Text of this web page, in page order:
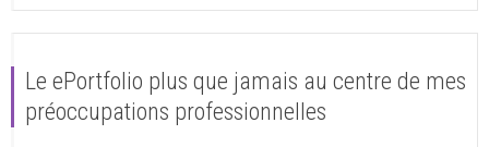
Le ePortfolio plus que jamais au centre de mes
préoccupations professionnelles